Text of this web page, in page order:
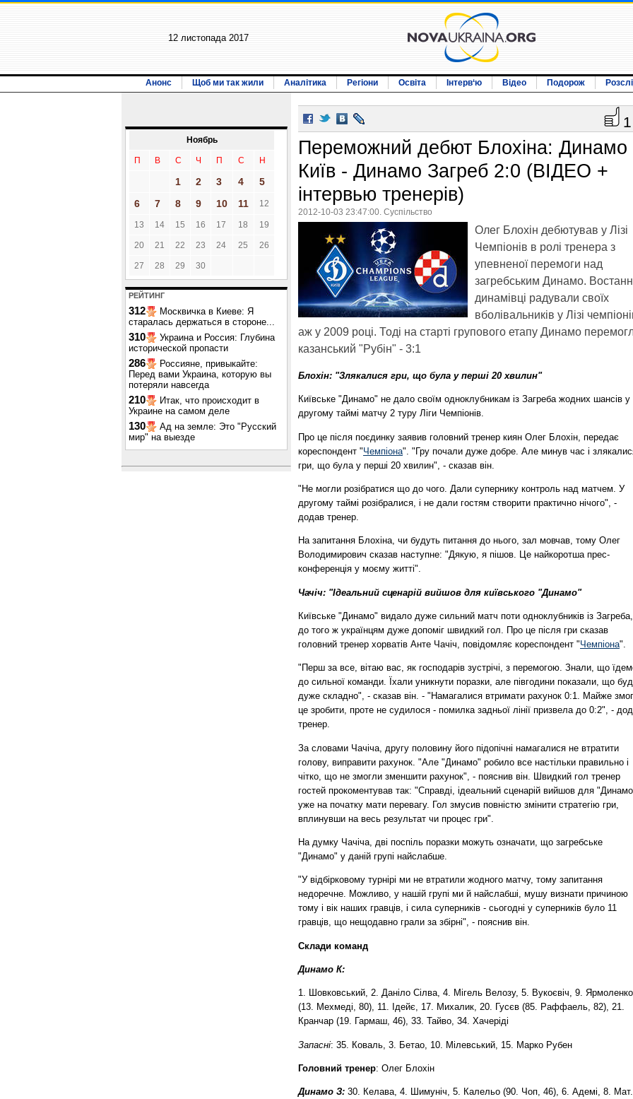
12 листопада 2017
Анонс Щоб ми так жили Аналітика Регіони Освіта Інтерв‘ю Відео Подорож
Ноябрь
П В С Ч П С Н
1 2 3 4
5
6
7 8 9 10 11 12
13 14 15 16 17 18 19
20 21 22 23 24 25 26
27 28 29 30
РЕЙТИНГ
312
Москвичка в Киеве: Я
старалась держаться в стороне...
310
Украина и Россия: Глубина
исторической пропасти
286
Россияне, привыкайте:
Перед вами Украина, которую вы
потеряли навсегда
210
Итак, что происходит в
Украине на самом деле
130
Ад на земле: Это "Русский
мир" на выезде
1
Переможний дебют Блохіна: Динамо
Київ - Динамо Загреб 2:0 (ВІДЕО +
інтервью тренерів)
2012-10-03 23:47:00. Суспільство
Олег Блохін дебютував у Лізі
Чемпіонів в ролі тренера з
упевненої перемоги над
загребським Динамо.
динамівці радували своїх
вболівальників у Лізі
аж у 2009 році. Тоді на старті групового етапу Динамо
казанський "Рубін" - 3:1
Блохін: "Злякалися гри, що була у перші 20 хвилин"
Київське "Динамо" не дало своїм одноклубникам із Загреба жодних шансів у
другому таймі матчу 2 туру Ліги Чемпіонів.
Про це після поєдинку заявив головний тренер киян Олег Блохін, передає
кореспондент "Чемпіона". "Гру почали дуже добре. Але минув час і
гри, що була у перші 20 хвилин", - сказав він.
"Не могли розібратися що до чого. Дали супернику контроль над матчем. У
другому таймі розібралися, і не дали гостям створити практично нічого", -
додав тренер.
На запитання Блохіна, чи будуть питання до нього, зал мовчав, тому Олег
Володимирович сказав наступне: "Дякую, я пішов. Це найкоротша прес-
конференція у моєму житті".
Чачіч: "Ідеальний сценарій вийшов для київського "Динамо"
Київське "Динамо" видало дуже сильний матч поти одноклубників із Загреба,
до того ж українцям дуже допоміг швидкий гол. Про це після гри сказав
головний тренер хорватів Анте Чачіч, повідомляє кореспондент "Чемпіона".
"Перш за все, вітаю вас, як господарів зустрічі, з перемогою. Знали, що
до сильної команди. Їхали уникнути поразки, але півгодини показали, що
дуже складно", - сказав він. - "Намагалися втримати рахунок 0:1. Майже
це зробити, проте не судилося - помилка задньої лінії призвела до 0:2", -
тренер.
За словами Чачіча, другу половину його підопічні намагалися не втратити
голову, виправити рахунок. "Але "Динамо" робило все настільки правильно і
чітко, що не змогли зменшити рахунок", - пояснив він. Швидкий гол тренер
гостей прокоментував так: "Справді, ідеальний сценарій вийшов для
уже на початку мати перевагу. Гол змусив повністю змінити стратегію гри,
вплинувши на весь результат чи процес гри".
На думку Чачіча, дві поспіль поразки можуть означати, що загребське
"Динамо" у даній групі найслабше.
"У відбірковому турнірі ми не втратили жодного матчу, тому запитання
недоречне. Можливо, у нашій групі ми й найслабші, мушу визнати причиною
тому і вік наших гравців, і сила суперників - сьогодні у суперників було 11
гравців, що нещодавно грали за збірні", - пояснив він.
Склади команд
Динамо К:
1. Шовковський, 2. Даніло Сілва, 4. Мігель Велозу, 5. Вукоєвіч, 9. Ярмоленко
(13. Мехмеді, 80), 11. Ідейє, 17. Михалик, 20. Гусєв (85. Раффаель, 82), 21.
Кранчар (19. Гармаш, 46), 33. Тайво, 34. Хачеріді
Запасні: 35. Коваль, 3. Бетао, 10. Мілевський, 15. Марко Рубен
Головний тренер: Олег Блохін
Динамо З: 30. Келава, 4. Шимуніч, 5. Калельо (90. Чоп, 46), 6. Адемі, 8. Мат.